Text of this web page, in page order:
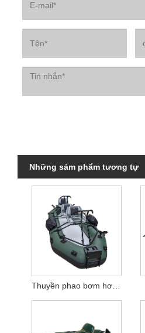
Những sảm phẩm tương tự
Thuyền phao bơm hơi 3 người